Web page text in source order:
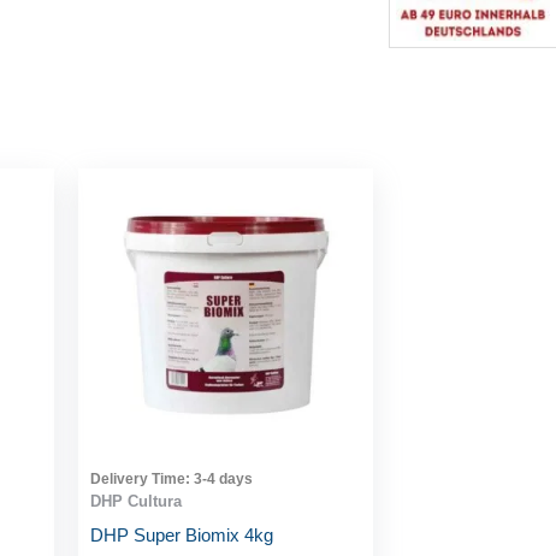
Delivery Time: 3-4 days
DHP Cultura
DHP Super Biomix 4kg